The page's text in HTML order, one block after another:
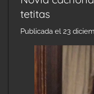
tetitas
Publicada el 23